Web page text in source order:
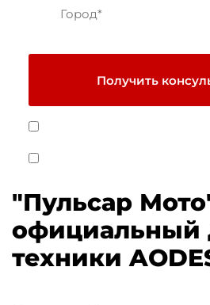
Получить
"Пульсар
официальный
техники